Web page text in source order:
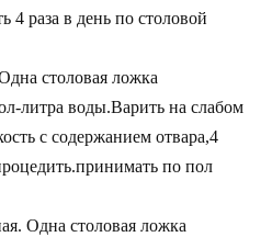
4 раза в день по столовой
столовая ложка
литра воды.Варить на слабом
с содержанием отвара,4
по пол
Одна столовая ложка